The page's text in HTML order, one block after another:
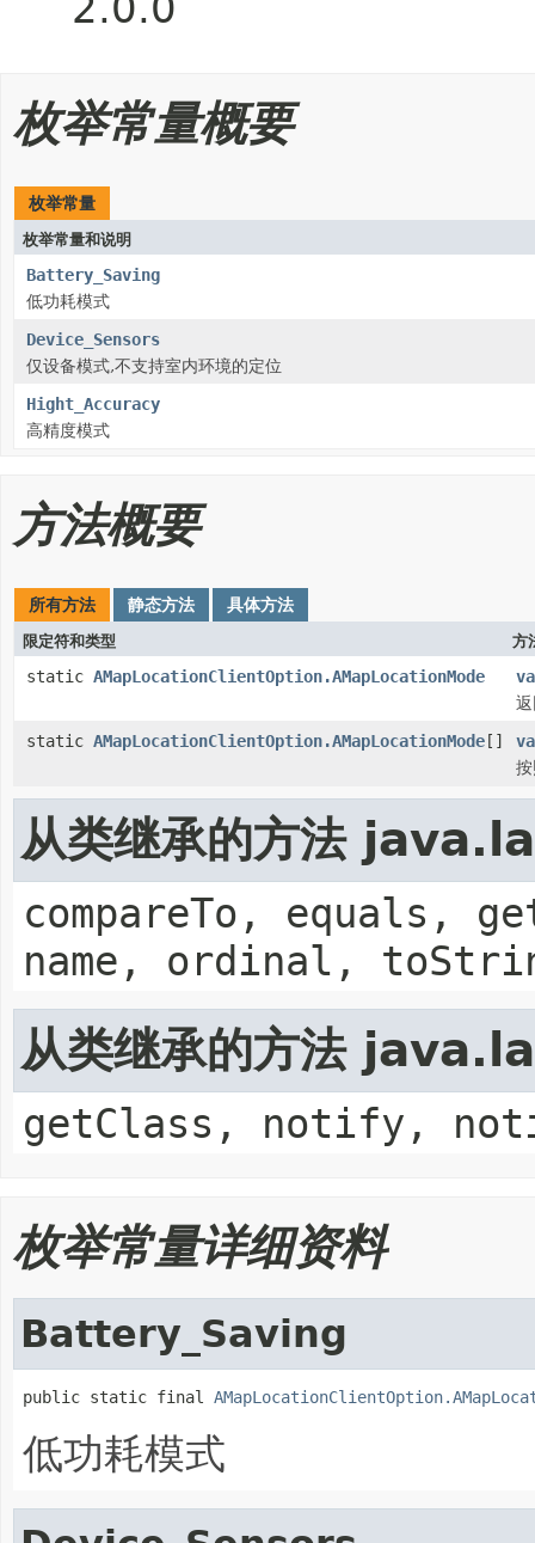
枚举常量概要
枚举常量
枚举常量和说明
Battery_Saving
低功耗模式
Device_Sensors
仅设备模式,不支持室内环境的定位
Hight_Accuracy
高精度模式
方法概要
所有方法 静态方法 具体方法
限定符和类型 方
static AMapLocationClientOption.AMapLocationMode
static AMapLocationClientOption.AMapLocationMode[]
从类继承的方法
compareTo, equals,
name, ordinal,
从类继承的方法
getClass, notify,
枚举常量详细资料
Battery_Saving
public static final
低功耗模式